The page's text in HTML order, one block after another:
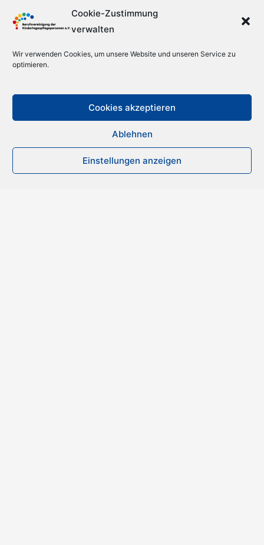
Cookie-Zustimmung
verwalten
Wir verwenden Cookies, um unsere Website und unseren Service zu
optimieren.
Cookies akzeptieren
Ablehnen
Einstellungen anzeigen